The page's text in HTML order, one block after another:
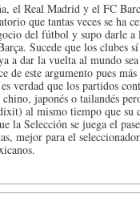
el Real Madrid y el FC
que tantas veces se ha
del fútbol y supo darle
Sucede que los clubes
a dar la vuelta al mundo
de este argumento pues
verdad que los partidos
japonés o tailandés
al mismo tiempo que su
la Selección se juega el
mejor para el